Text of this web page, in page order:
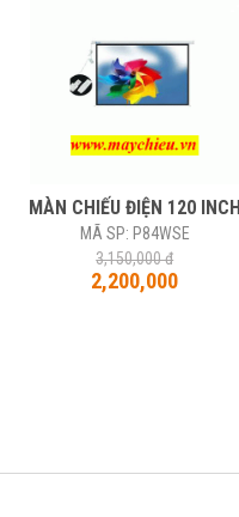
MÀN CHIẾU ĐIỆN 120 INCH
MÃ SP: P84WSE
3,150,000 đ
2,200,000